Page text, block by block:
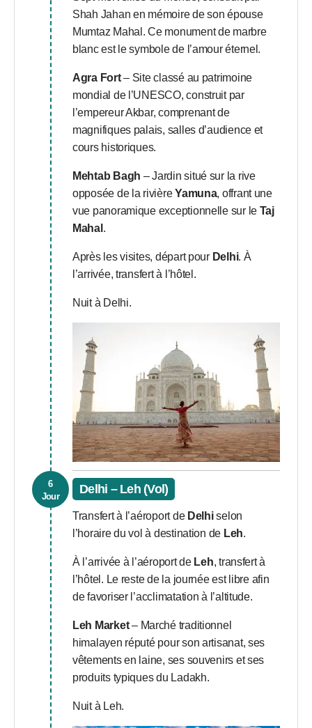
Shah Jahan en mémoire de son épouse
Mumtaz Mahal. Ce monument de marbre
blanc est le symbole de l’amour éternel.
Agra Fort– Site classé au patrimoine
mondial de l’UNESCO, construit par
l’empereur Akbar, comprenant de
magnifiques palais, salles d’audience et
cours historiques.
Mehtab Bagh – Jardin situé sur la rive
opposée de la rivièreYamuna, offrant une
vue panoramique exceptionnelle sur le Taj
Mahal .
Après les visites, départ pour Delhi. À
l’arrivée, transfert à l’hôtel.
Nuit à Delhi.
6
Jour
Delhi – Leh (Vol)
Transfert à l’aéroport de Delhiselon
l’horaire du vol à destination de Leh.
À l’arrivée à l’aéroport de Leh, transfert à
l’hôtel. Le reste de la journée est libre afin
de favoriser l’acclimatation à l’altitude.
Leh Market– Marché traditionnel
himalayen réputé pour son artisanat, ses
vêtements en laine, ses souvenirs et ses
produits typiques du Ladakh.
Nuit à Leh.